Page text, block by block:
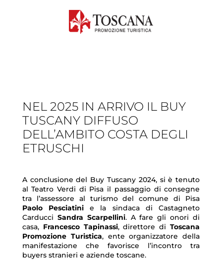
NEL 2025 IN ARRIVO IL BUY
TUSCANY DIFFUSO
DELL’AMBITO COSTA DEGLI
ETRUSCHI
A conclusione del Buy Tuscany 2024, si è tenuto
al Teatro Verdi di Pisa il passaggio di consegne
tra l’assessore al turismo del comune di Pisa
Paolo Pesciatini e la sindaca di Castagneto
Carducci Sandra Scarpellini. A fare gli onori di
casa, Francesco Tapinassi, direttore diToscana
Promozione Turistica, ente organizzatore della
manifestazione che favorisce l’incontro tra
buyers stranieri e aziende toscane.